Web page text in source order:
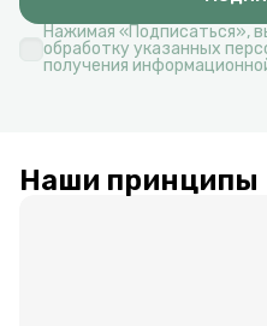
Нажимая «Подписаться»,
обработку указанных
получения
Наши принципы